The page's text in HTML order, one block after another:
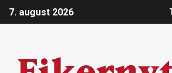
7. august 2026